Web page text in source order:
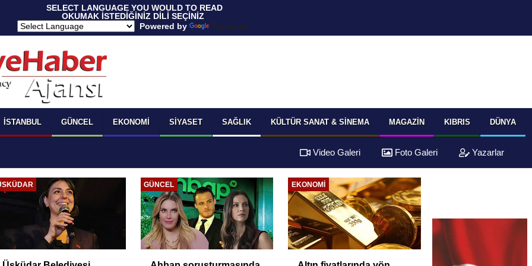
SELECT LANGUAGE YOU WOULD TO READ
OKUMAK İSTEDİĞİNİZ DİLİ SEÇİNİZ
Powered by
Translate
İSTANBUL GÜNCEL EKONOMI SIYASET SAĞLIK KÜLTÜR SANAT & SINEMA MAGAZIN KIBRIS DÜNYA
Video Galeri Foto Galeri Yazarlar
GÜNCEL EKONOMI